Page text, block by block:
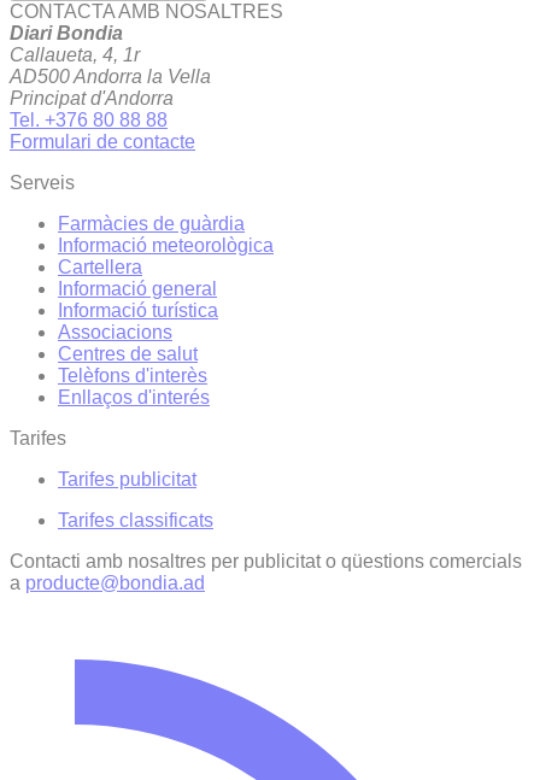
CONTACTA AMB NOSALTRES
Diari Bondia
Callaueta, 4, 1r
AD500 Andorra la Vella
Principat d'Andorra
Tel. +376 80 88 88
Formulari de contacte
Serveis
Farmàcies de guàrdia
Informació meteorològica
Cartellera
Informació general
Informació turística
Associacions
Centres de salut
Telèfons d'interès
Enllaços d'interés
Tarifes
Tarifes publicitat
Tarifes classificats
Contacti amb nosaltres per publicitat o qüestions comercials
a producte@bondia.ad